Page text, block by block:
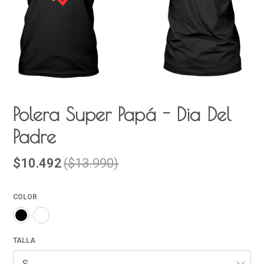
Polera Super Papá - Dia Del
Padre
$10.492($13.990)
COLOR
TALLA